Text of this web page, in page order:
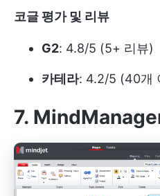
코글 평가 및 리뷰
G2: 4.8/5 (5+ 리뷰)
카테라: 4.2/5 (40개
7.